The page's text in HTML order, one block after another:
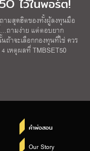
ไว้ในพอร์ต!
ามสุดฮิตของทั้งผู้ลงทุนมือ
ถามง่าย แต่ตอบยาก
าจะเลือกกองทุนที่ใช่ ควร
เหตุผลที่ TMBSET50
คำพ่อสอน
Our Story